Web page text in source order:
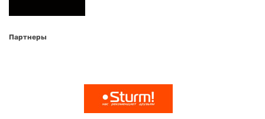
Партнеры